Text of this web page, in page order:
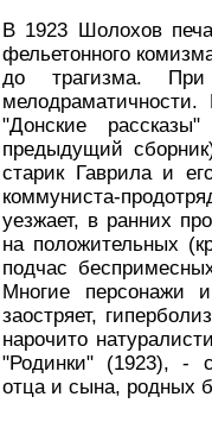
В 1923 Шолохов
фельетонного
до трагизма.
"Донские
предыдущий
старик Гаврила и
коммуниста-
уезжает, в ранних
на положительных
подчас
Многие персонажи
заостряет,
нарочито
"Родинки" (1923), -
отца и сына, родных